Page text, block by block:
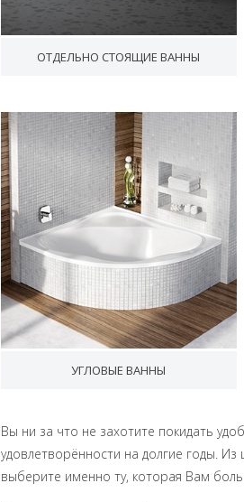
ОТДЕЛЬНО СТОЯЩИЕ ВАННЫ
УГЛОВЫЕ ВАННЫ
Вы ни за что не захотите покидать
удовлетворённости на долгие годы.
выберите именно ту, которая Вам